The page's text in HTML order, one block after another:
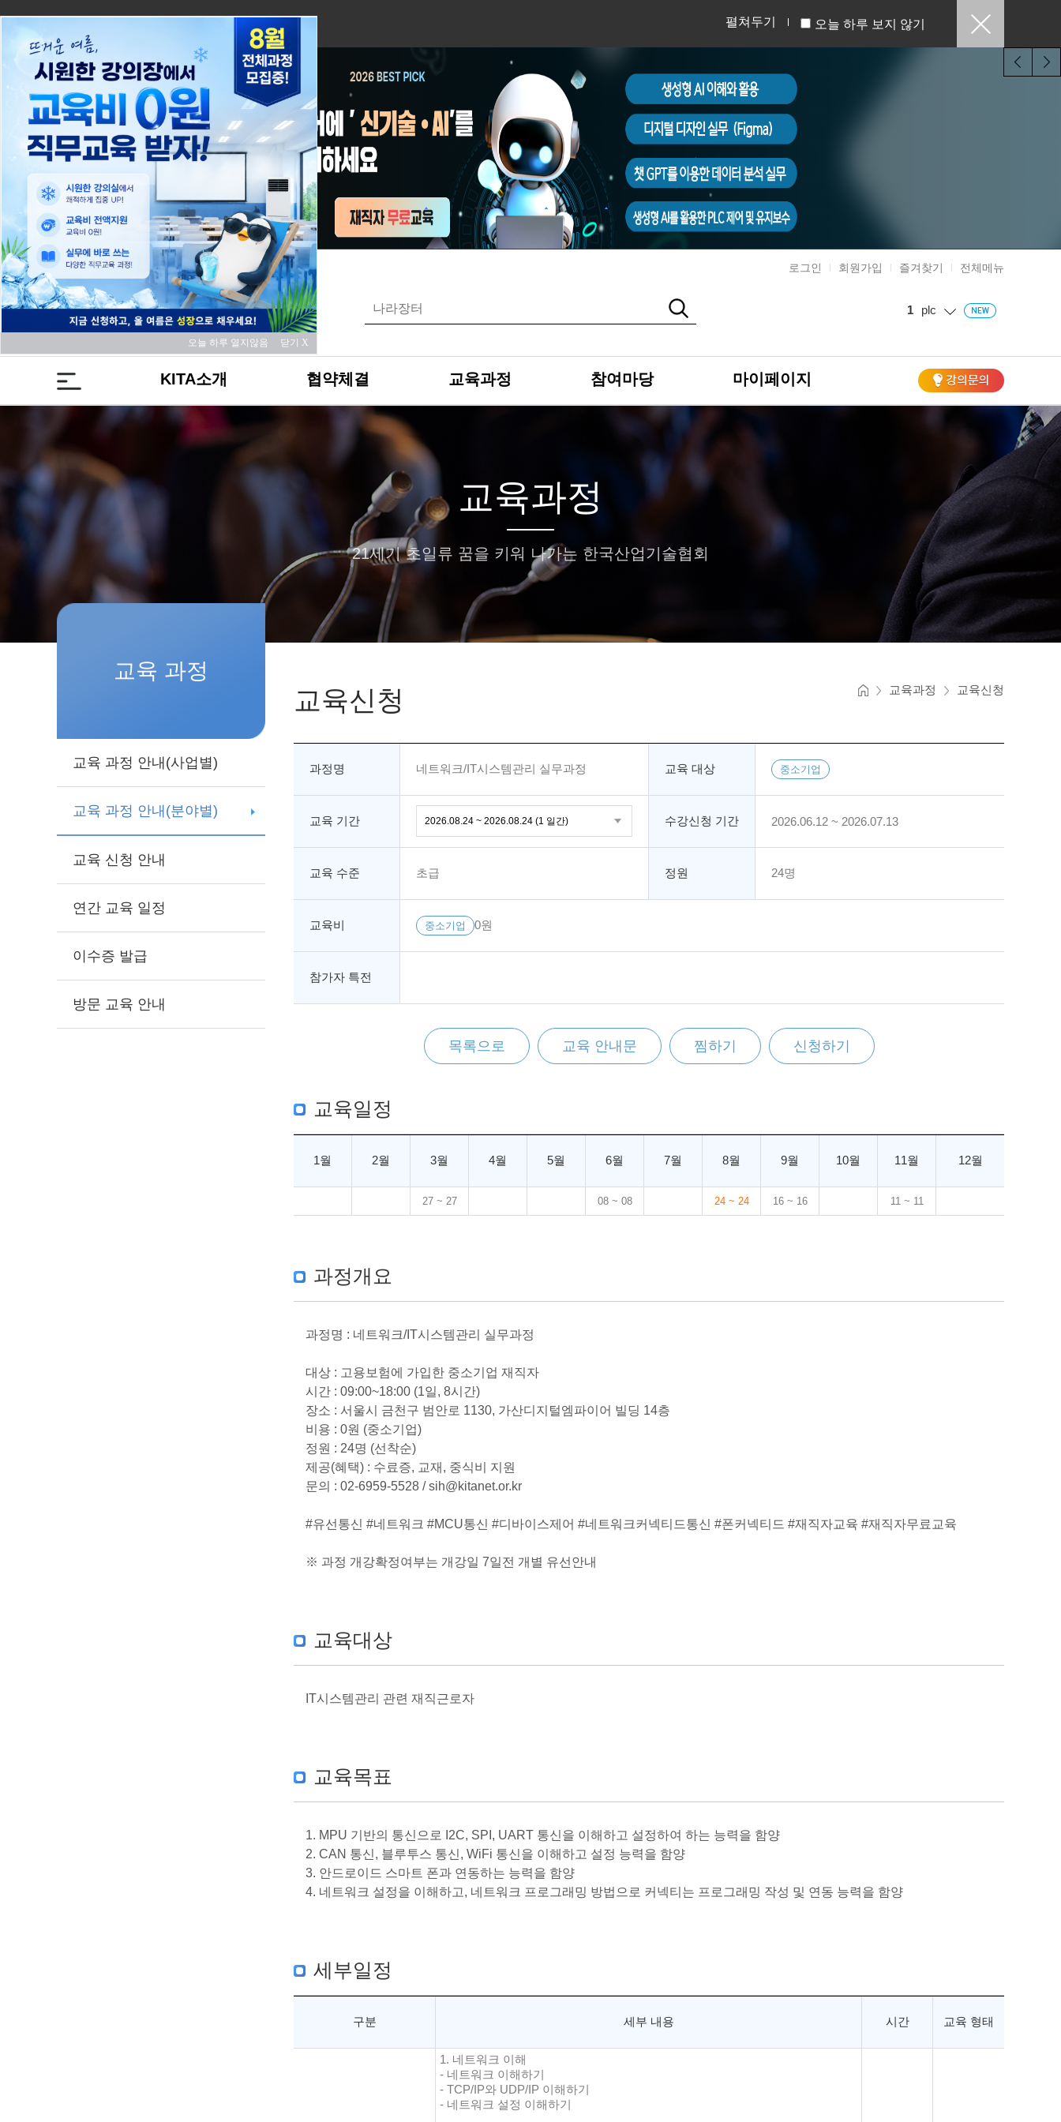
펼쳐두기 오늘 하루 보지 않기
로그인 회원가입 즐겨찾기 전체메뉴
1 plc
KITA소개 협약체결 교육과정 참여마당 마이페이지
교육과정
21세기 초일류 꿈을 키워 나가는 한국산업기술협회
교육 과정
교육 과정 안내(사업별)
교육 과정 안내(분야별)
교육 신청 안내
연간 교육 일정
이수증 발급
방문 교육 안내
교육신청 교육과정 교육신청
과정명 네트워크/IT시스템관리 실무과정 교육 대상 중소기업
교육 기간 수강신청 기간 2026.06.12 ~ 2026.07.13
교육 수준 초급 정원 24명
교육비 중소기업 0원
참가자 특전
목록으로 교육 안내문 찜하기 신청하기
교육일정
1월 2월 3월 4월 5월 6월 7월 8월 9월 10월 11월 12월
27 ~ 27 08 ~ 08 24 ~ 24 16 ~ 16 11 ~ 11
과정개요
과정명 : 네트워크/IT시스템관리 실무과정
대상 : 고용보험에 가입한 중소기업 재직자
시간 : 09:00~18:00 (1일, 8시간)
장소 : 서울시 금천구 범안로 1130, 가산디지털엠파이어 빌딩 14층
비용 : 0원 (중소기업)
정원 : 24명 (선착순)
제공(혜택) : 수료증, 교재, 중식비 지원
문의 : 02-6959-5528 / sih@kitanet.or.kr
#유선통신 #네트워크 #MCU통신 #디바이스제어 #네트워크커넥티드통신 #폰커넥티드 #재직자교육 #재직자무료교육
※ 과정 개강확정여부는 개강일 7일전 개별 유선안내
교육대상
IT시스템관리 관련 재직근로자
교육목표
1. MPU 기반의 통신으로 I2C, SPI, UART 통신을 이해하고 설정하여 하는 능력을 함양
2. CAN 통신, 블루투스 통신, WiFi 통신을 이해하고 설정 능력을 함양
3. 안드로이드 스마트 폰과 연동하는 능력을 함양
4. 네트워크 설정을 이해하고, 네트워크 프로그래밍 방법으로 커넥티는 프로그래밍 작성 및 연동 능력을 함양
세부일정
구분 세부 내용 시간 교육 형태
1. 네트워크 이해
- 네트워크 이해하기
- TCP/IP와 UDP/IP 이해하기
- 네트워크 설정 이해하기
오늘 하루 열지않음 닫기 X